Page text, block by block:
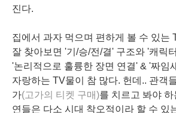
진다.
집에서 과자 먹으며 편하게 볼 수 있는
잘 찾아보면 '기/승/전/결' 구조와 '캐릭
'논리적으로 훌륭한 장면 연결' & '짜임
자랑하는 TV물이 참 많다. 헌데.. 관객
가(고가의 티켓 구매)를 치르고 봐야
연들은 다소 시대 착오적이라 할 수 있